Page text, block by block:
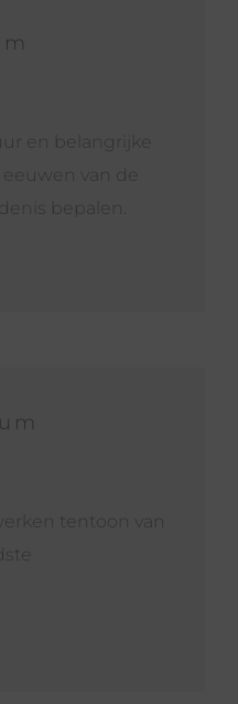
en belangrijke
van de
bepalen.
tentoon van